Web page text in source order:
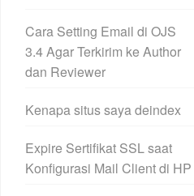
Cara Setting Email di OJS
3.4 Agar Terkirim ke Author
dan Reviewer
Kenapa situs saya deindex
Expire Sertifikat SSL saat
Konfigurasi Mail Client di HP